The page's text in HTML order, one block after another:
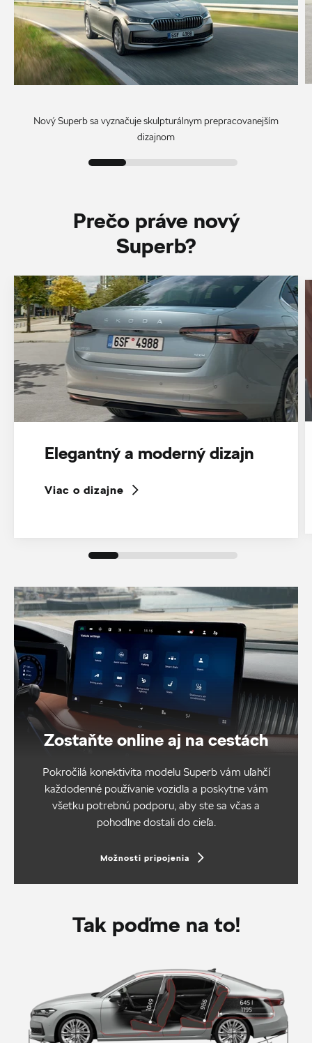
Nový Superb sa vyznačuje skulpturálnym prepracovanejším
dizajnom
Prečo práve nový
Superb?
Elegantný a moderný dizajn
Viac o dizajne
Zostaňte online aj na cestách
Pokročilá konektivita modelu Superb vám uľahčí
každodenné používanie vozidla a poskytne vám
všetku potrebnú podporu, aby ste sa včas a
pohodlne dostali do cieľa.
Možnosti pripojenia
Tak poďme na to!